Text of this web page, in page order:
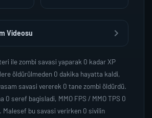
Videosu
ile zombi savasi yaparak 0 kadar XP
öldürülmeden 0 dakika hayatta kaldi,
savasi vererek 0 tane zombi öldürdü.
0 seref bagisladi, MMO FPS / MMO TPS 0
Malesef bu savasi verirken 0 sivilin